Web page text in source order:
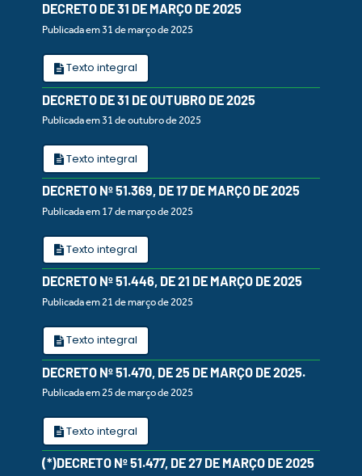
DECRETO DE 31 DE MARÇO DE 2025
Publicada em 31 de março de 2025
Texto integral
DECRETO DE 31 DE OUTUBRO DE 2025
Publicada em 31 de outubro de 2025
Texto integral
DECRETO Nº 51.369, DE 17 DE MARÇO DE 2025
Publicada em 17 de março de 2025
Texto integral
DECRETO Nº 51.446, DE 21 DE MARÇO DE 2025
Publicada em 21 de março de 2025
Texto integral
DECRETO Nº 51.470, DE 25 DE MARÇO DE 2025.
Publicada em 25 de março de 2025
Texto integral
(*)DECRETO Nº 51.477, DE 27 DE MARÇO DE 2025